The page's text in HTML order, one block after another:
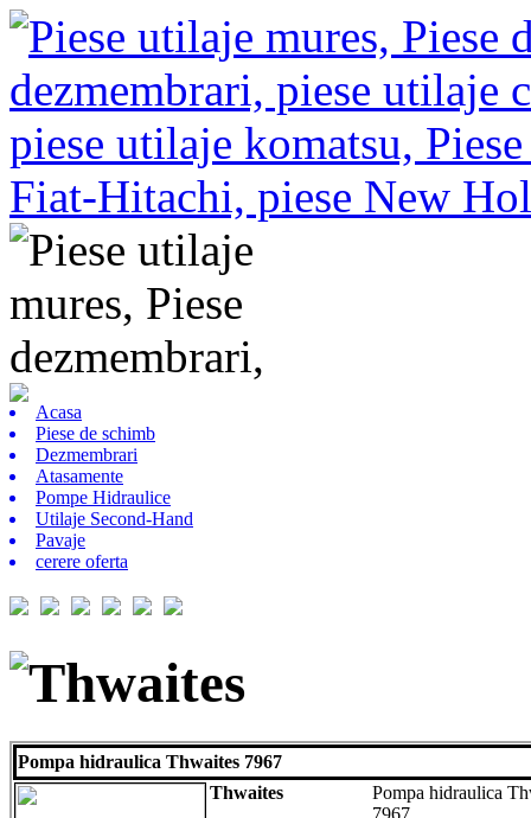
Acasa
Piese de schimb
Dezmembrari
Atasamente
Pompe Hidraulice
Utilaje Second-Hand
Pavaje
cerere oferta
Thwaites
Pompa hidraulica Thwaites 7967
Thwaites
Pompa hidraulica
7967